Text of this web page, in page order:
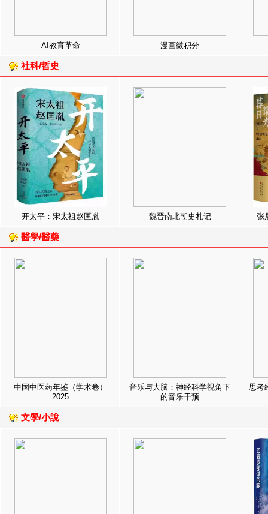
AI教育革命 漫画微积分
社科/哲史
开太平：宋太祖赵匡胤 魏晋南北朝史札记 张
醫學/醫藥
中国中医药年鉴（学术卷）
2025
音乐与大脑：神经科学视角下
的音乐干预
思考
文學/小說